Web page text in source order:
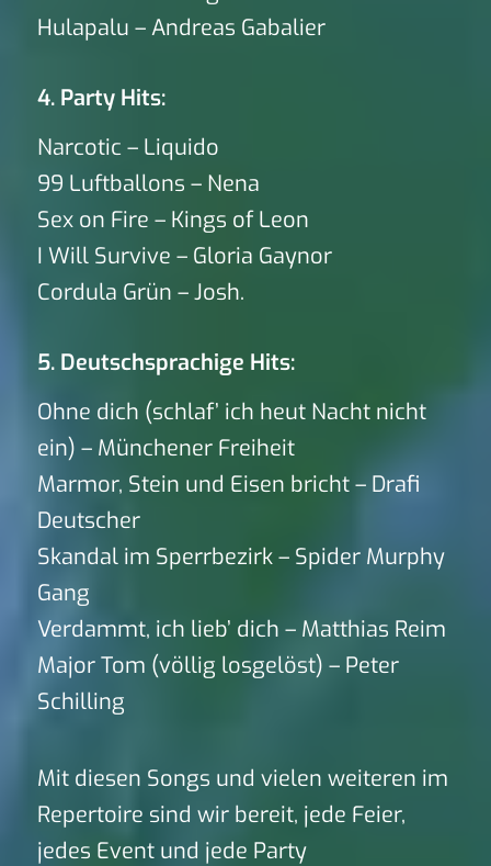
Hulapalu – Andreas Gabalier
4. Party Hits:
Narcotic – Liquido
99 Luftballons – Nena
Sex on Fire – Kings of Leon
I Will Survive – Gloria Gaynor
Cordula Grün – Josh.
5. Deutschsprachige Hits:
Ohne dich (schlaf’ ich heut Nacht nicht
ein) – Münchener Freiheit
Marmor, Stein und Eisen bricht – Drafi
Deutscher
Skandal im Sperrbezirk – Spider Murphy
Gang
Verdammt, ich lieb’ dich – Matthias Reim
Major Tom (völlig losgelöst) – Peter
Schilling
Mit diesen Songs und vielen weiteren im
Repertoire sind wir bereit, jede Feier,
jedes Event und jede Party